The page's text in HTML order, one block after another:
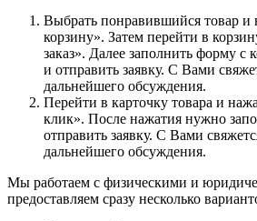
Выбрать понравившийся товар и
корзину». Затем перейти в
заказ». Далее заполнить форму
и отправить заявку. С Вами
дальнейшего обсуждения.
Перейти в карточку товара и
клик». После нажатия нужно
отправить заявку. С Вами
дальнейшего обсуждения.
Мы работаем с физическими и
предоставляем сразу несколько